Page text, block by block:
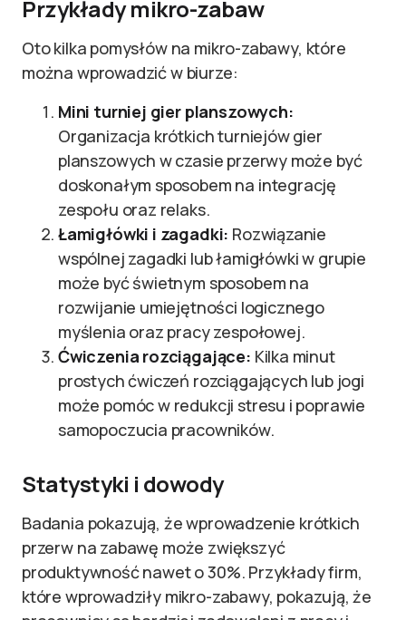
Przykłady mikro-zabaw
Oto kilka pomysłów na mikro-zabawy, które
można wprowadzić w biurze:
Mini turniej gier planszowych:
Organizacja krótkich turniejów gier
planszowych w czasie przerwy może być
doskonałym sposobem na integrację
zespołu oraz relaks.
Łamigłówki i zagadki: Rozwiązanie
wspólnej zagadki lub łamigłówki w grupie
może być świetnym sposobem na
rozwijanie umiejętności logicznego
myślenia oraz pracy zespołowej.
Ćwiczenia rozciągające: Kilka minut
prostych ćwiczeń rozciągających lub jogi
może pomóc w redukcji stresu i poprawie
samopoczucia pracowników.
Statystyki i dowody
Badania pokazują, że wprowadzenie krótkich
przerw na zabawę może zwiększyć
produktywność nawet o 30%. Przykłady firm,
które wprowadziły mikro-zabawy, pokazują, że